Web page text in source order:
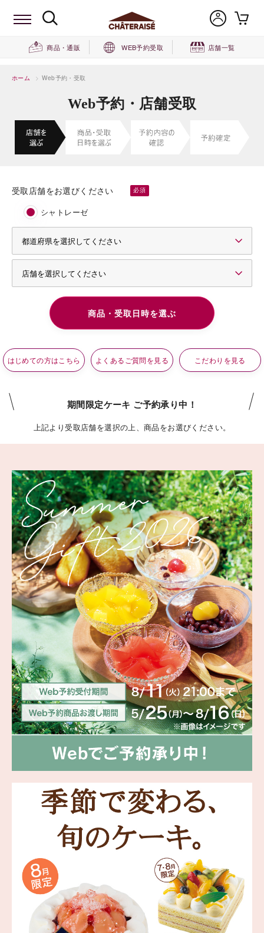
商品・通販 WEB予約受取 店舗一覧
ホーム > Web予約・受取
Web予約・店舗受取
受取店舗をお選びください
シャトレーゼ
はじめての方はこちら よくあるご質問を見る こだわりを見る
期間限定ケーキ ご予約承り中！
上記より受取店舗を選択の上、商品をお選びください。
海外 Overseas shops
Indonesia
Singapore
Malaysia
Hong Kong
UAE
Thailand